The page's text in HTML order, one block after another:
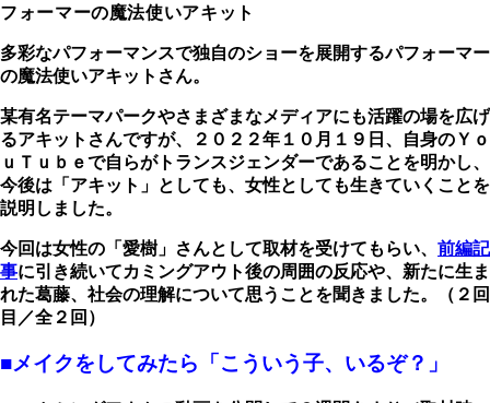
フォーマーの魔法使いアキット
多彩なパフォーマンスで独自のショーを展開するパフォーマー
の魔法使いアキットさん。
某有名テーマパークやさまざまなメディアにも活躍の場を広げ
るアキットさんですが、２０２２年１０月１９日、自身のＹｏ
ｕＴｕｂｅで自らがトランスジェンダーであることを明かし、
今後は「アキット」としても、女性としても生きていくことを
説明しました。
今回は女性の「愛樹」さんとして取材を受けてもらい、 前編記
事に引き続いてカミングアウト後の周囲の反応や、新たに生ま
れた葛藤、社会の理解について思うことを聞きました。（２回
目／全２回）
■メイクをしてみたら「こういう子、いるぞ？」